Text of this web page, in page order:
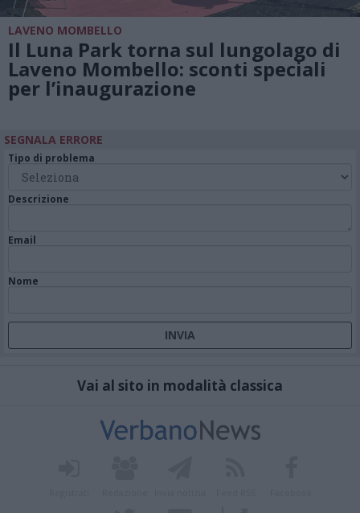
LAVENO MOMBELLO
Il Luna Park torna sul lungolago di
Laveno Mombello: sconti speciali
per l’inaugurazione
SEGNALA ERRORE
Tipo di problema
Descrizione
Email
Nome
Vai al sito in modalità classica